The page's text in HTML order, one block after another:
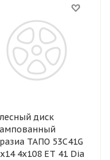
диск
ТАПО 53C41G
4x108 ET 41 Dia